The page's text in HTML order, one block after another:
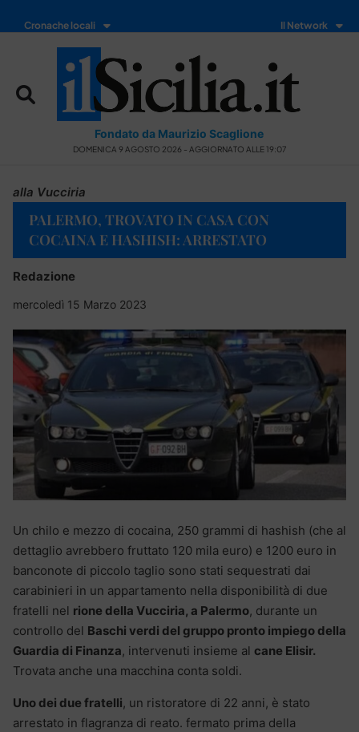
Cronache locali Il Network
Fondato da Maurizio Scaglione
DOMENICA 9 AGOSTO 2026 - AGGIORNATO ALLE 19:07
alla Vucciria
PALERMO, TROVATO IN CASA CON
COCAINA E HASHISH: ARRESTATO
Redazione
mercoledì 15 Marzo 2023
Un chilo e mezzo di cocaina, 250 grammi di hashish (che al
dettaglio avrebbero fruttato 120 mila euro) e 1200 euro in
banconote di piccolo taglio sono stati sequestrati dai
carabinieri in un appartamento nella disponibilità di due
fratelli nel rione della Vucciria, a Palermo, durante un
controllo del Baschi verdi del gruppo pronto impiego della
Guardia di Finanza, intervenuti insieme al cane Elisir.
Trovata anche una macchina conta soldi.
Uno dei due fratelli, un ristoratore di 22 anni, è stato
arrestato in flagranza di reato. fermato prima della